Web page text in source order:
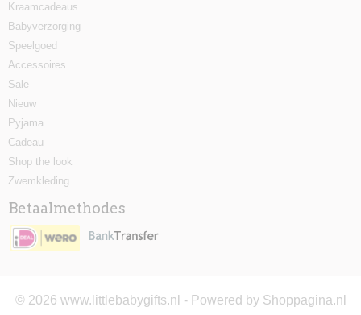
Kraamcadeaus
Babyverzorging
Speelgoed
Accessoires
Sale
Nieuw
Pyjama
Cadeau
Shop the look
Zwemkleding
Betaalmethodes
© 2026 www.littlebabygifts.nl - Powered by Shoppagina.nl